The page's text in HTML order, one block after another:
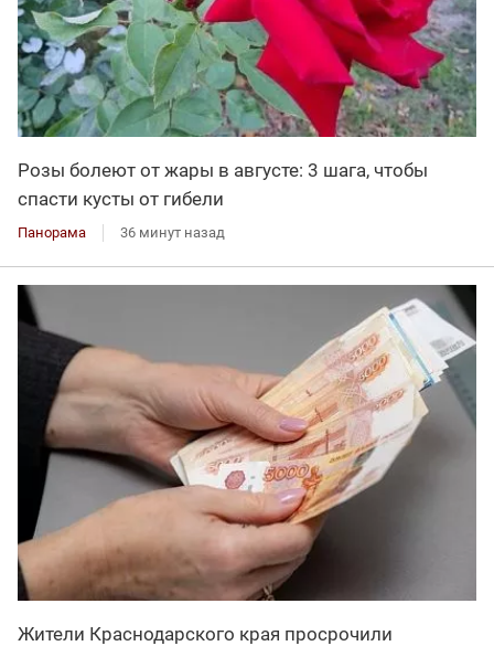
Розы болеют от жары в августе: 3 шага, чтобы
спасти кусты от гибели
Панорама 36 минут назад
Жители Краснодарского края просрочили